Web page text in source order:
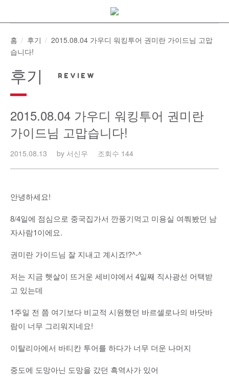
content
홈
후기
2015.08.04 가우디 워킹투어 권미란 가이드님 고맙
습니다!
후기
2015.08.04 가우디 워킹투어 권미란
가이드님 고맙습니다!
2015.08.13 by 서신우 조회수 144
안녕하세요!
8/4일에 점심으로 중국집가서 깐풍기먹고 미용실 여쭤봤던 남
자사람1이에요.
권미란 가이드님 잘 지내고 계시죠!?^-^
저는 지금 햇살이 뜨거운 세비야에서 4일째 직사광선 어택받
고 있는데
1주일 전 쯤 여기보다 비교적 시원했던 바르셀로나의 바닷바
람이 너무 그리워지네요!
이탈리아에서 바티칸 투어를 하다가 너무 더운 나머지
중도에 도망아닌 도망을 갔던 흑역사가 있어